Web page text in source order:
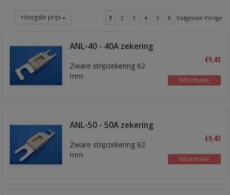
Hoogste prijs 1 2 3 4 5 8 Volgende Vorige
ANL-40 - 40A zekering
Zware stripzekering 62
mm
€9,40
Informatie
ANL-50 - 50A zekering
Zware stripzekering 62
mm
€9,40
Informatie